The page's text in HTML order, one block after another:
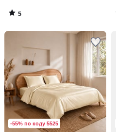
5
/
-55% по коду 5525